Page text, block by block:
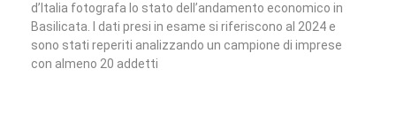
d’Italia fotografa lo stato dell’andamento economico in
Basilicata. I dati presi in esame si riferiscono al 2024 e
sono stati reperiti analizzando un campione di imprese
con almeno 20 addetti